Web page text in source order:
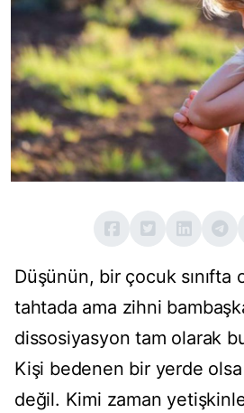
Düşünün, bir çocuk sınıfta
tahtada ama zihni
dissosiyasyon tam olarak
Kişi bedenen bir yerde
değil. Kimi zaman